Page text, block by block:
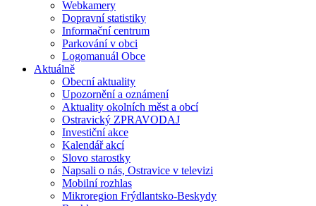
Webkamery
Dopravní statistiky
Informační centrum
Parkování v obci
Logomanuál Obce
Aktuálně
Obecní aktuality
Upozornění a oznámení
Aktuality okolních měst a obcí
Ostravický ZPRAVODAJ
Investiční akce
Kalendář akcí
Slovo starostky
Napsali o nás, Ostravice v televizi
Mobilní rozhlas
Mikroregion Frýdlantsko-Beskydy